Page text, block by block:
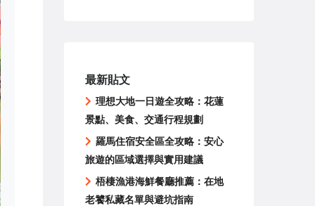
最新貼文
理想大地一日遊全攻略：花蓮
景點、美食、交通行程規劃
羅馬住宿安全區全攻略：安心
旅遊的區域選擇與實用建議
梧棲漁港海鮮餐廳推薦：在地
老饕私藏名單與避坑指南